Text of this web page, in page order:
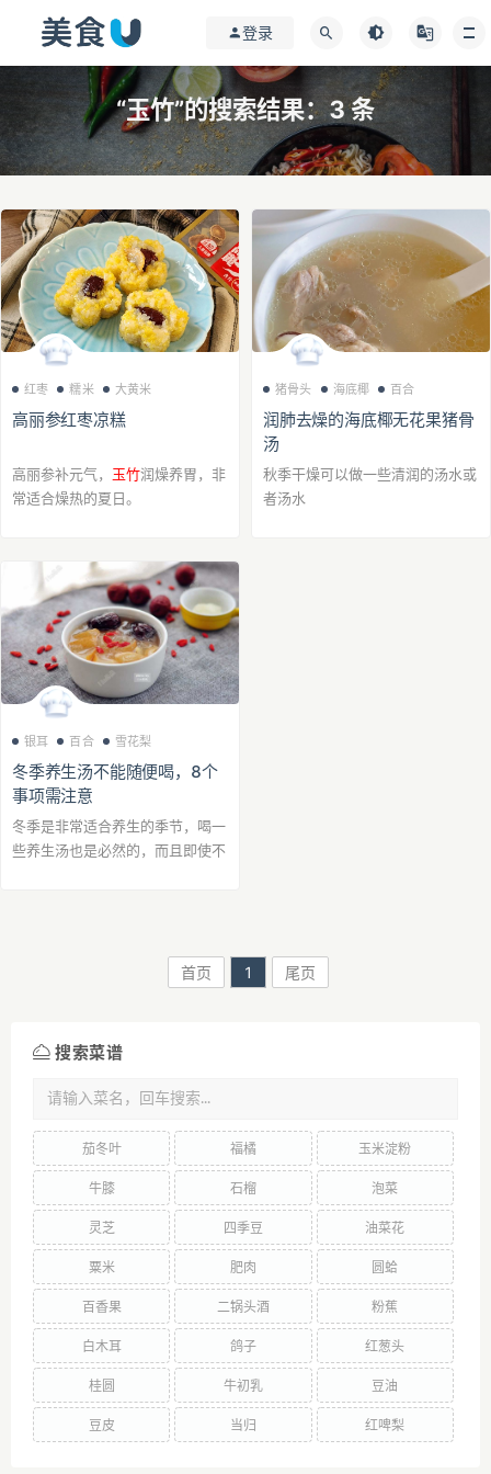
登录
“玉竹”的搜索结果：3 条
红枣 糯米 大黄米
高丽参红枣凉糕
高丽参补元气， 玉竹润燥养胃，非
常适合燥热的夏日。
猪骨头 海底椰 百合
润肺去燥的海底椰无花果猪骨
汤
秋季干燥可以做一些清润的汤水或
者汤水
银耳 百合 雪花梨
冬季养生汤不能随便喝，8个
事项需注意
冬季是非常适合养生的季节，喝一
些养生汤也是必然的，而且即使不
首页 1 尾页
搜索菜谱
茄冬叶 福橘 玉米淀粉
牛膝 石榴 泡菜
灵芝 四季豆 油菜花
粟米 肥肉 圆蛤
百香果 二锅头酒 粉蕉
白木耳 鸽子 红葱头
桂圆 牛初乳 豆油
豆皮 当归 红啤梨